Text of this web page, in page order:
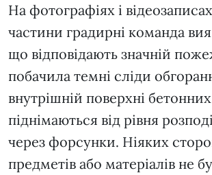
На фотографіях і
частини градирні команда
що відповідають значній
побачила темні сліди
внутрішній поверхні
піднімаються від рівня
через форсунки. Ніяких
предметів або матеріалів не